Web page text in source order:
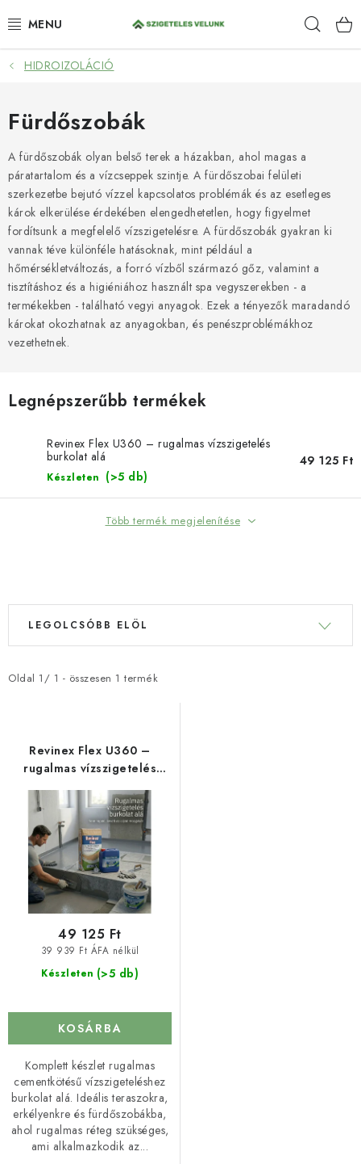
tartalomhoz
HIDROIZOLÁCIÓ
FESTÉKEK ÉS BEHATOLÁSOK
PADLÓK
ANTI-GRAFFITI
TÖMÍTŐANYAGOK
SPRAY
SZOLGÁLTATÁSOK
ÁLTALÁNOS SZERZŐDÉSI FELTÉTELEK
KONTAKTY
SZEMÉLYES ADATOK FELDOLGOZÁSA
HIDROIZOLÁCIÓ
Fürdőszobák
A fürdőszobák olyan belső terek a házakban, ahol magas a
páratartalom és a vízcseppek szintje. A fürdőszobai felületi
szerkezetbe bejutó vízzel kapcsolatos problémák és az esetleges
károk elkerülése érdekében elengedhetetlen, hogy figyelmet
fordítsunk a megfelelő vízszigetelésre. A fürdőszobák gyakran ki
vannak téve különféle hatásoknak, mint például a
hőmérsékletváltozás, a forró vízből származó gőz, valamint a
tisztításhoz és a higiéniához használt spa vegyszerekben - a
termékekben - található vegyi anyagok. Ezek a tényezők maradandó
károkat okozhatnak az anyagokban, és penészproblémákhoz
vezethetnek.
Legnépszerűbb termékek
Revinex Flex U360 – rugalmas vízszigetelés
burkolat alá
Készleten (>5 db)
49 125 Ft
Több termék megjelenítése
T
m
Oldal 1 / 1 - összesen 1 termék
T
m
LEGOLCSÓBB ELÖL
Revinex Flex U360 –
rugalmas vízszigetelés
burkolat alá
Készleten (>5 db)
39 939 Ft ÁFA nélkül
49 125 Ft
KOSÁRBA
Komplett készlet rugalmas
cementkötésű vízszigeteléshez
burkolat alá. Ideális teraszokra,
erkélyenkre és fürdőszobákba,
ahol rugalmas réteg szükséges,
ami alkalmazkodik az...